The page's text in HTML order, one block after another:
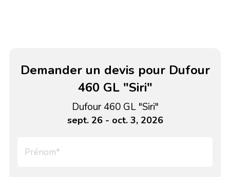
Demander un devis pour Dufour
460 GL "Siri"
Dufour 460 GL "Siri"
sept. 26 - oct. 3, 2026